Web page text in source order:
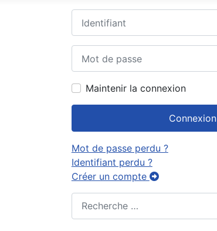
Maintenir la connexion
Connexion
Mot de passe perdu ?
Identifiant perdu ?
Créer un compte